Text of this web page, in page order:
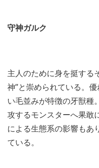
守神ガルク
主人のために身を挺する
神”と崇められている。
い毛並みが特徴の牙獣種
攻するモンスターへ果敢
による生態系の影響もあ
ている。